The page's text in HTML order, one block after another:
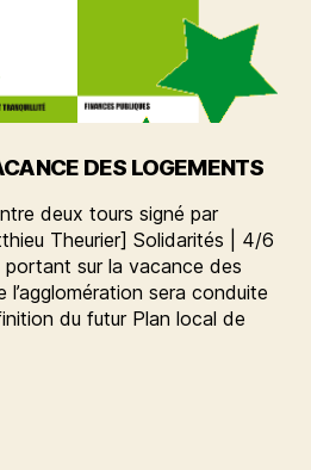
DES LOGEMENTS
deux tours signé par
Theurier] Solidarités | 4/6
sur la vacance des
l’agglomération sera conduite
du futur Plan local de